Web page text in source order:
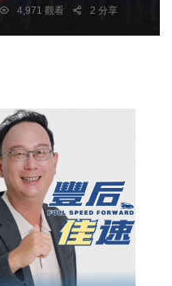
4,971 觀看 2 分享